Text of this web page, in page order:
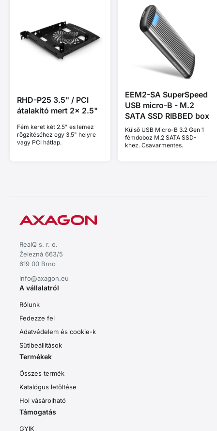
RHD-P25 3.5" / PCI
átalakító mert 2x 2.5"
Fém keret két 2.5" es lemez
rögzítéséhez egy 3.5" helyre
vagy PCI hátlap.
EEM2-SA SuperSpeed
USB micro-B - M.2
SATA SSD RIBBED box
Külső USB Micro-B 3.2 Gen 1
fémdoboz M.2 SATA SSD-
khez. Csavarmentes.
RealQ s. r. o.
Železná 663/5
619 00 Brno
info@axagon.eu
A vállalatról
Rólunk
Fedezze fel
Adatvédelem és cookie-k
Sütibeállítások
Termékek
Összes termék
Katalógus letöltése
Hol vásárolható
Támogatás
GYIK